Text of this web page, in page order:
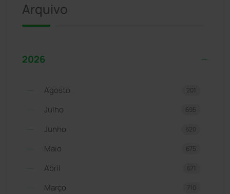
Arquivo
2026
Agosto 201
Julho 695
Junho 620
Maio 675
Abril 671
Março 710